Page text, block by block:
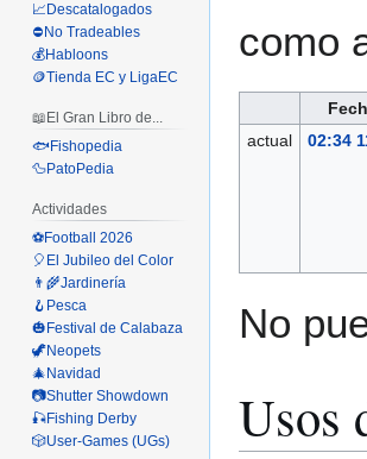
como
actual
02:34
No
Usos
📈Descatalogados
⛔No Tradeables
💰Habloons
🪙Tienda EC y LigaEC
📖El Gran Libro de...
🐟Fishopedia
🦆PatoPedia
Actividades
⚽Football 2026
🎈El Jubileo del Color
👨‍🌾Jardinería
🪝Pesca
🎃Festival de Calabaza
🦖Neopets
🎄Navidad
📷Shutter Showdown
🎣Fishing Derby
🎲User-Games (UGs)